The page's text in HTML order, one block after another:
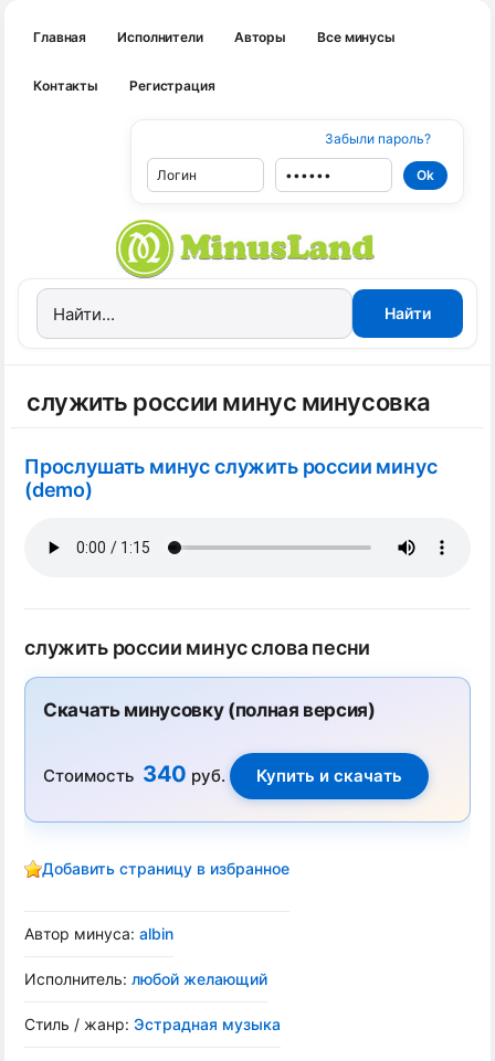
Главная Исполнители Авторы Все минусы
Контакты Регистрация
Забыли пароль?
служить россии минус минусовка
Прослушать минус служить россии минус
(demo)
служить россии минус слова песни
Скачать минусовку (полная версия)
Стоимость 340 руб.
Добавить страницу в избранное
Автор минуса: albin
Исполнитель: любой желающий
Стиль / жанр: Эстрадная музыка